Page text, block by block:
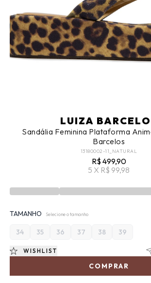
LUIZA
Sandália Feminina Plataforma
Barcelos
13180002-11_NATURAL
R$ 499,90
5 X R$ 99,98
TAMANHO Selecione o tamanho
34 35 36 37 38 39
COMPRAR
WISHLIST